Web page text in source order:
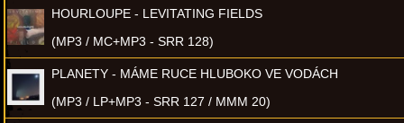
HOURLOUPE - LEVITATING FIELDS
(MP3 / MC+MP3 - SRR 128)
PLANETY - MÁME RUCE HLUBOKO VE VODÁCH
(MP3 / LP+MP3 - SRR 127 / MMM 20)